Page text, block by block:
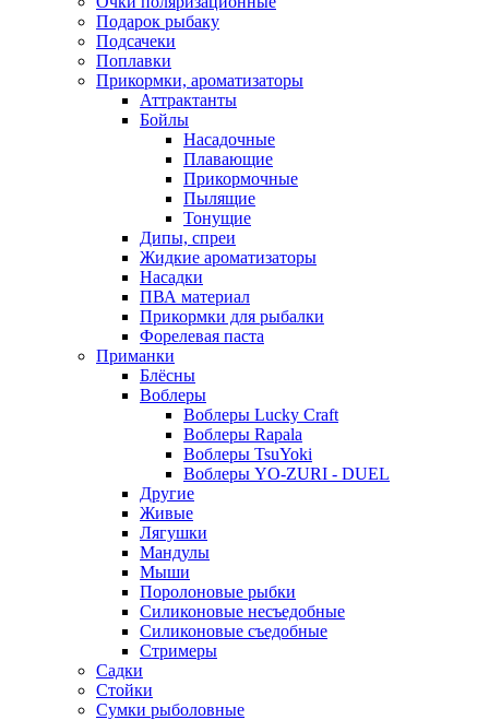
Подарок рыбаку
Подсачеки
Поплавки
Прикормки, ароматизаторы
Аттрактанты
Бойлы
Насадочные
Плавающие
Прикормочные
Пылящие
Тонущие
Дипы, спреи
Жидкие ароматизаторы
Насадки
ПВА материал
Прикормки для рыбалки
Форелевая паста
Приманки
Блёсны
Воблеры
Воблеры Lucky Craft
Воблеры Rapala
Воблеры TsuYoki
Воблеры YO-ZURI - DUEL
Другие
Живые
Лягушки
Мандулы
Мыши
Поролоновые рыбки
Силиконовые несъедобные
Силиконовые съедобные
Стримеры
Садки
Стойки
Сумки рыболовные